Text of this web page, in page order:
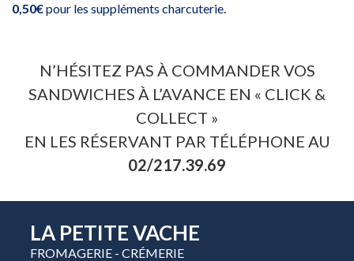
0,50€pour les suppléments charcuterie.
N’HÉSITEZ PAS À COMMANDER VOS
SANDWICHES À L’AVANCE EN « CLICK &
COLLECT »
EN LES RÉSERVANT PAR TÉLÉPHONE AU
02/217.39.69
LA PETITE VACHE
FROMAGERIE - CRÉMERIE